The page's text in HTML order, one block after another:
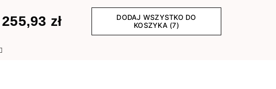
255,93 zł
DODAJ WSZYSTKO DO
KOSZYKA (7)